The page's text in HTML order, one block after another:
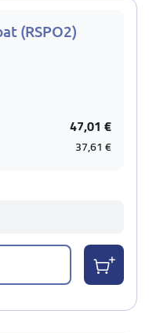
(RSPO2)
47,01 €
37,61 €